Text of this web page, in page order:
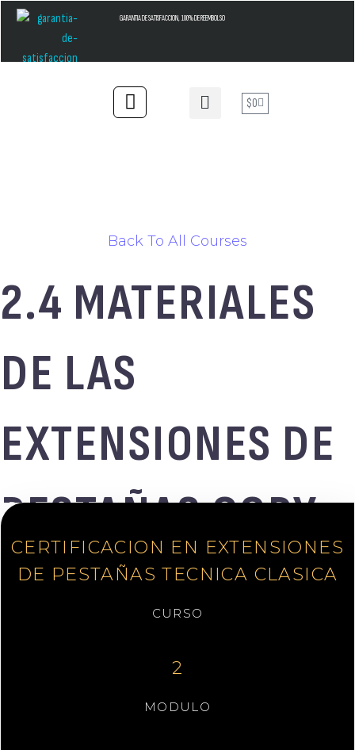
GARANTIA DE SATISFACCION, 100% DE REEMBOLSO
$0
Back To All Courses
2.4 MATERIALES
DE LAS
EXTENSIONES DE
PESTAÑAS COPY
CERTIFICACION EN EXTENSIONES
DE PESTAÑAS TECNICA CLASICA
CURSO
2
MODULO